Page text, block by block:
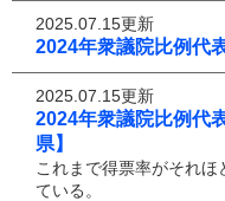
2025.07.15更新
2024年衆議院比例代
2025.07.15更新
2024年衆議院比例代
県】
これまで得票率がそれ
ている。